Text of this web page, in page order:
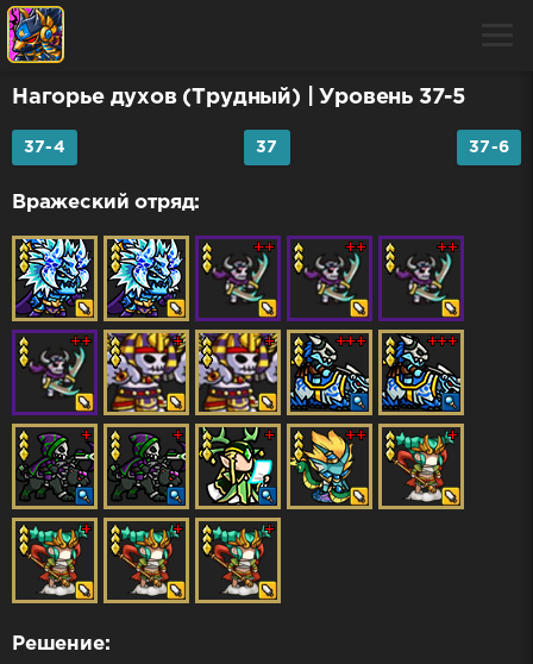
Нагорье духов (Трудный) | Уровень 37-5
37-4 37 37-6
Вражеский отряд:
Решение: